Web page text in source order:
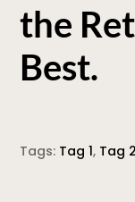
the
Best.
Tags: Tag 1, Tag